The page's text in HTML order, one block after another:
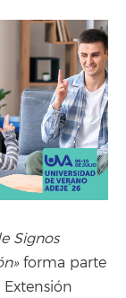
Signos
forma parte